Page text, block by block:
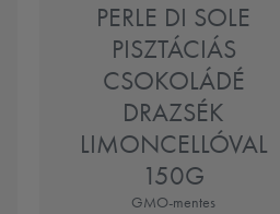
PERLE DI SOLE
PISZTÁCIÁS
CSOKOLÁDÉ
DRAZSÉK
LIMONCELLÓVAL
150G
GMO-mentes